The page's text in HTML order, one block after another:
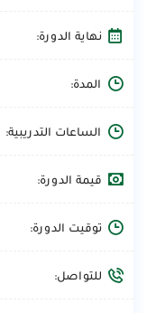
نهاية الدورة:
المدة:
الساعات التدريبية:
قيمة الدورة:
توقيت الدورة:
للتواصل: